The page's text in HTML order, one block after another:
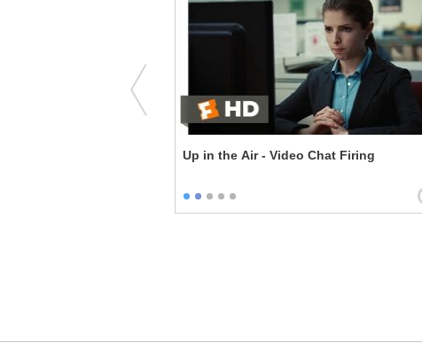
Up in the Air - Video Chat Firing